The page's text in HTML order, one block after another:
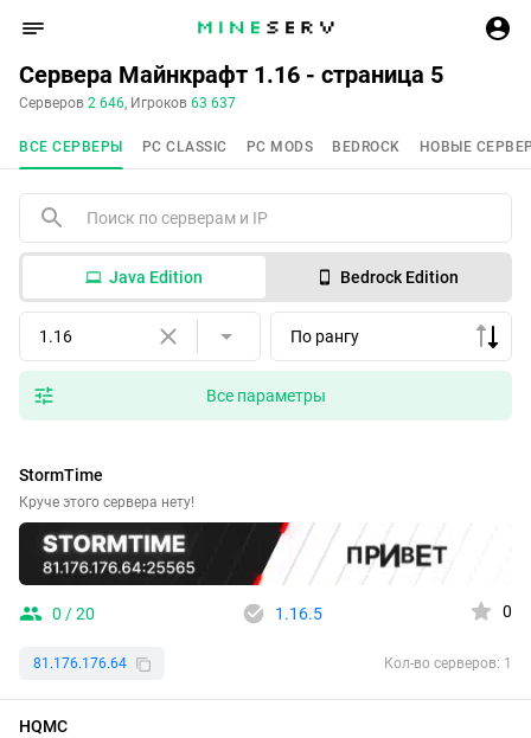
Сервера Майнкрафт 1.16 - страница 5
Серверов 2 646, Игроков 63 637
ВСЕ СЕРВЕРЫ PC CLASSIC PC MODS BEDROCK НОВЫЕ
Java Edition Bedrock Edition
1.16 По рангу
Все параметры
StormTime
Круче этого сервера нету!
0 / 20 1.16.5 0
81.176.176.64 Кол-во серверов: 1
HQMC